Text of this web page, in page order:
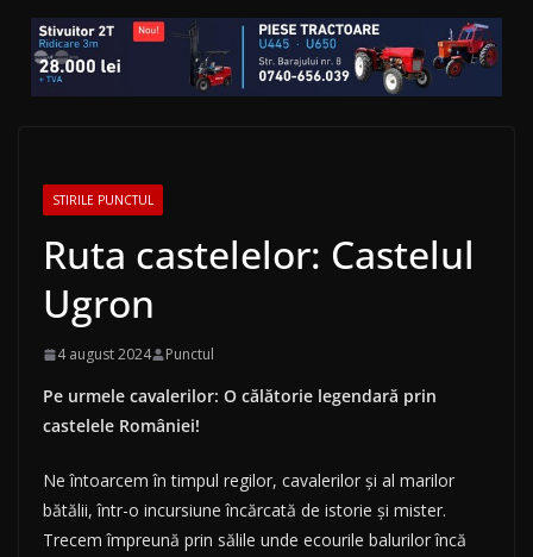
STIRILE PUNCTUL
Ruta castelelor: Castelul
Ugron
4 august 2024 Punctul
Pe urmele cavalerilor: O călătorie legendară prin
castelele României!
Ne întoarcem în timpul regilor, cavalerilor și al marilor
bătălii, într-o incursiune încărcată de istorie și mister.
Trecem împreună prin sălile unde ecourile balurilor încă